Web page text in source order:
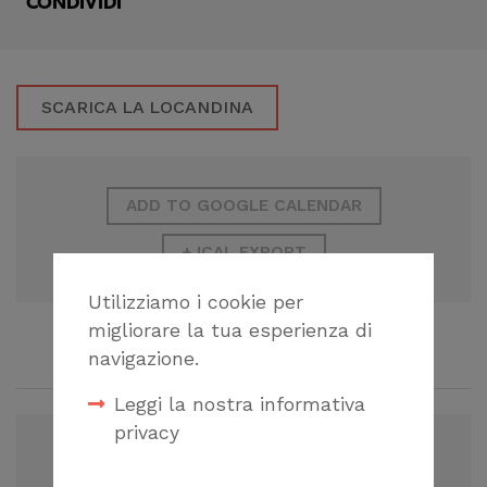
Utilizziamo i cookie per
migliorare la tua esperienza di
navigazione.
Leggi la nostra informativa
privacy
CONDIVIDI
SCARICA LA LOCANDINA
ADD TO GOOGLE CALENDAR
+ ICAL EXPORT
CORSI CORRELATI